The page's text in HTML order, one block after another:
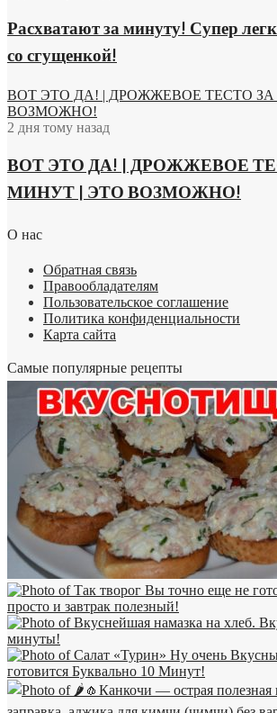
Расхватают за минуту! Супер
со сгущенкой!
ВОТ ЭТО ДА! | ДРОЖЖЕВОЕ ТЕСТО ЗА
ВОЗМОЖНО!
2 дня тому назад
ВОТ ЭТО ДА! | ДРОЖЖЕВОЕ
МИНУТ | ЭТО ВОЗМОЖНО!
О нас
Обратная связь
Правообладателям
Пользовательское соглашение
Политика конфиденциальности
Карта сайта
Самые популярные рецепты